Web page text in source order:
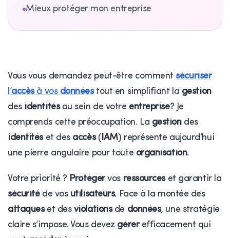
Mieux protéger mon entreprise
Vous vous demandez peut-être comment sécuriser
l’accèsà vos donnéestout en simplifiant la gestion
des identitésau sein de votre entreprise? Je
comprends cette préoccupation. La gestiondes
identitéset des accès(IAM) représente aujourd’hui
une pierre angulaire pour toute organisation.
Votre priorité ? Protégervos ressourceset garantir la
sécuritéde vos utilisateurs. Face à la montée des
attaqueset des violationsde données, une stratégie
claire s’impose. Vous devez gérerefficacement qui